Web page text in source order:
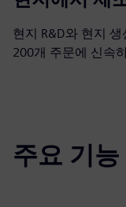
현지 R&D와 현지
200개 주문에 신속
주요 기능